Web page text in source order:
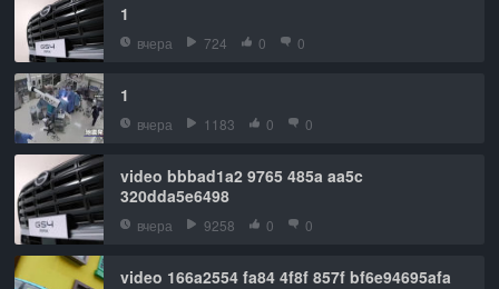
1
вчера 724 0 0
1
вчера 1183 0 0
video bbbad1a2 9765 485a aa5c
320dda5e6498
вчера 9258 0 0
video 166a2554 fa84 4f8f 857f bf6e94695afa